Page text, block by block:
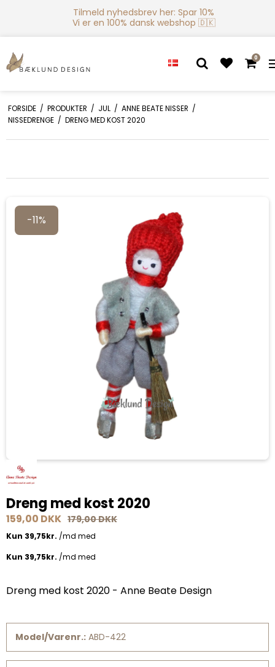
Tilmeld nyhedsbrev her: Spar 10%
Vi er en 100% dansk webshop 🇩🇰
0
FORSIDE / PRODUKTER / JUL / ANNE BEATE NISSER /
NISSEDRENGE / DRENG MED KOST 2020
-11%
Dreng med kost 2020
159,00 DKK 179,00 DKK
Dreng med kost 2020 - Anne Beate Design
Model/Varenr.: ABD-422